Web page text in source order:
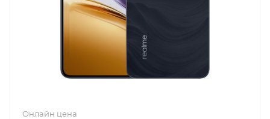
Онлайн цена